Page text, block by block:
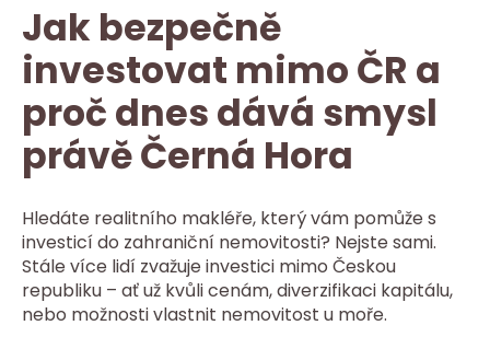
Jak bezpečně
investovat mimo ČR a
proč dnes dává smysl
právě Černá Hora
Hledáte realitního makléře, který vám pomůže s
investicí do zahraniční nemovitosti? Nejste sami.
Stále více lidí zvažuje investici mimo Českou
republiku – ať už kvůli cenám, diverzifikaci kapitálu,
nebo možnosti vlastnit nemovitost u moře.